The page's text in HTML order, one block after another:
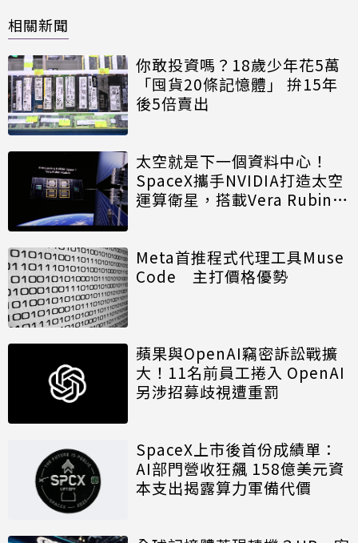
相關新聞
你敢投資嗎？18歲少年花5萬
「囤貨20條記憶體」 拚15年
後5倍賣出
太空就是下一個資料中心！
SpaceX攜手NVIDIA打造太空
運算衛星，搭載Vera Rubin運
Meta首推程式代理工具Muse
Code 主打價格優勢
蘋果與OpenAI竊密訴訟戰擴
大！11名前員工捲入 OpenAI
另涉招募歧視遭重罰
SpaceX上市後首份成績單：
AI部門營收狂飆 158億美元資
本支出揭露算力軍備代價